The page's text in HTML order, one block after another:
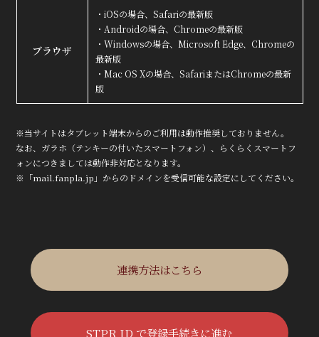
ブラウザ
・iOSの場合、Safariの最新版
・Androidの場合、Chromeの最新版
・Windowsの場合、Microsoft Edge、Chromeの
最新版
・Mac OS Xの場合、SafariまたはChromeの最新
版
※当サイトはタブレット端末からのご利用は動作推奨しておりません。
なお、ガラホ（テンキーの付いたスマートフォン）、らくらくスマートフ
ォンにつきましては動作非対応となります。
※「mail.fanpla.jp」からのドメインを受信可能な設定にしてください。
連携方法はこちら
STPR ID で登録手続きに進む